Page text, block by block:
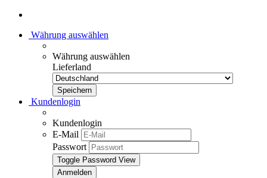
Währung auswählen
Währung auswählen
Lieferland
Kundenlogin
Kundenlogin
E-Mail
Passwort
Toggle Password View